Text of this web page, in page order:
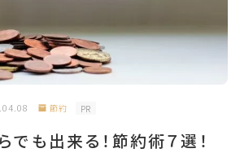
節約 PR
でも出来る！節約術７選！